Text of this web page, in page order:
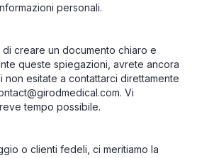
personali.
di creare un documento chiaro e
queste spiegazioni, avrete ancora
esitate a contattarci direttamente
. Vi
tempo possibile.
o clienti fedeli, ci meritiamo la